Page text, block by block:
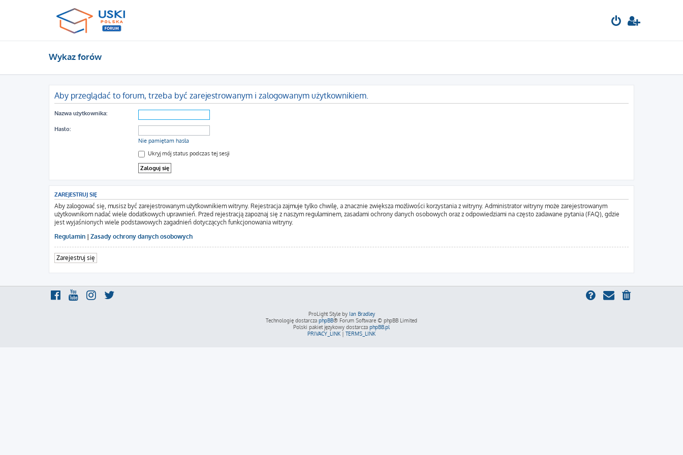
Wykaz forów
Aby przeglądać to forum, trzeba być zarejestrowanym i zalogowanym użytkownikiem.
Nazwa użytkownika:
Hasło:
Nie pamiętam hasła
Ukryj mój status podczas tej sesji
ZAREJESTRUJ SIĘ
Aby zalogować się, musisz być zarejestrowanym użytkownikiem witryny. Rejestracja zajmuje tylko chwilę, a znacznie zwiększa możliwości korzystania z witryny. Administrator witryny może zarejestrowanym
użytkownikom nadać wiele dodatkowych uprawnień. Przed rejestracją zapoznaj się z naszym regulaminem, zasadami ochrony danych osobowych oraz z odpowiedziami na często zadawane pytania (FAQ), gdzie
jest wyjaśnionych wiele podstawowych zagadnień dotyczących funkcjonowania witryny.
Regulamin | Zasady ochrony danych osobowych
Zarejestruj się
ProLight Style by Ian Bradley
Technologię dostarcza phpBB® Forum Software © phpBB Limited
Polski pakiet językowy dostarcza phpBB.pl
PRIVACY_LINK | TERMS_LINK